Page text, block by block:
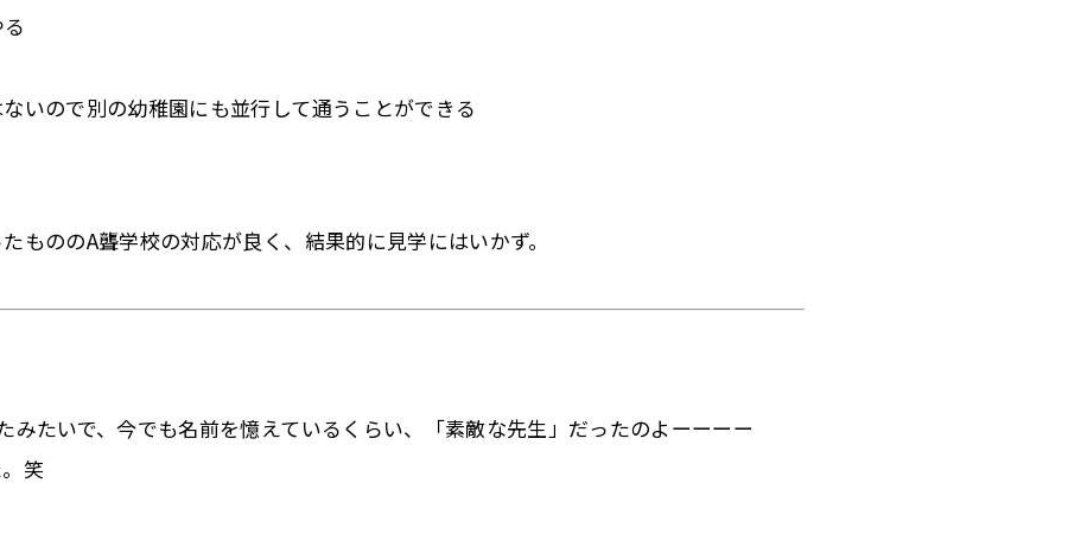
いので別の幼稚園にも並行して通うことができる
もののA聾学校の対応が良く、結果的に見学にはいかず。
みたいで、今でも名前を憶えているくらい、「素敵な先生」だったのよーーーー
笑